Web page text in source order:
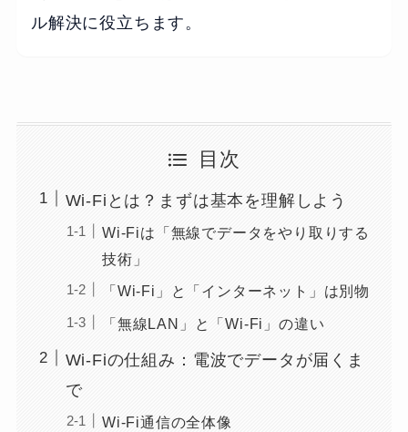
ル解決に役立ちます。
目次
Wi-Fiとは？まずは基本を理解しよう
Wi-Fiは「無線でデータをやり取りする
技術」
「Wi-Fi」と「インターネット」は別物
「無線LAN」と「Wi-Fi」の違い
Wi-Fiの仕組み：電波でデータが届くま
で
Wi-Fi通信の全体像